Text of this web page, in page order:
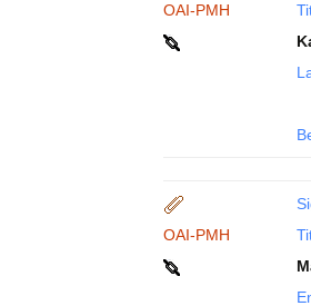
OAI-PMH
OAI-PMH